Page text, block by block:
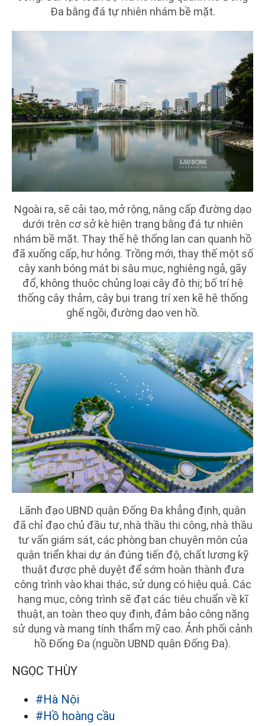
Đa bằng đá tự nhiên nhám bề mặt.
Ngoài ra, sẽ cải tạo, mở rộng, nâng cấp đường dạo
dưới trên cơ sở kè hiện trạng bằng đá tự nhiên
nhám bề mặt. Thay thế hệ thống lan can quanh hồ
đã xuống cấp, hư hỏng. Trồng mới, thay thế một số
cây xanh bóng mát bị sâu mục, nghiêng ngả, gãy
đổ, không thuộc chủng loại cây đô thị; bố trí hệ
thống cây thảm, cây bụi trang trí xen kẽ hệ thống
ghế ngồi, đường dạo ven hồ.
Lãnh đạo UBND quận Đống Đa khẳng định, quận
đã chỉ đạo chủ đầu tư, nhà thầu thi công, nhà thầu
tư vấn giám sát, các phòng ban chuyên môn của
quận triển khai dự án đúng tiến độ, chất lượng kỹ
thuật được phê duyệt để sớm hoàn thành đưa
công trình vào khai thác, sử dụng có hiệu quả. Các
hạng mục, công trình sẽ đạt các tiêu chuẩn về kĩ
thuật, an toàn theo quy định, đảm bảo công năng
sử dụng và mang tính thẩm mỹ cao. Ảnh phối cảnh
hồ Đống Đa (nguồn UBND quận Đống Đa).
NGỌC THÙY
#Hà Nội
#Hồ hoàng cầu